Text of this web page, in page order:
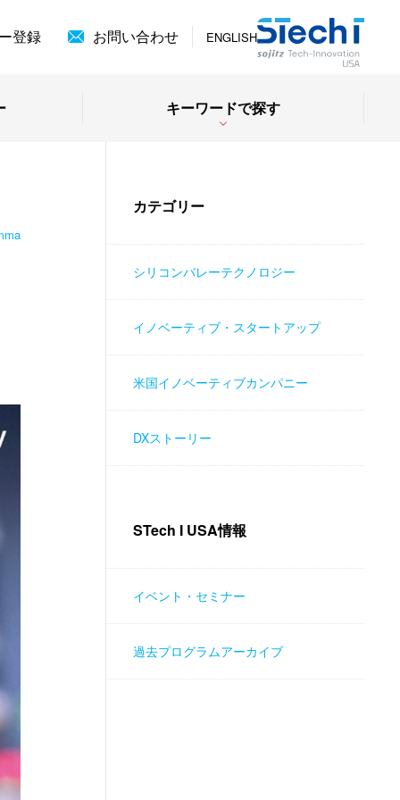
登録 お問い合わせ ENGLISH
キーワードで探す
カテゴリー
シリコンバレーテクノロジー
イノベーティブ・スタートアップ
米国イノベーティブカンパニー
DXストーリー
STech I USA情報
イベント・セミナー
過去プログラムアーカイブ